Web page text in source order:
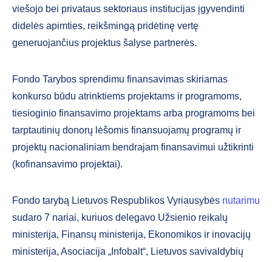
viešojo bei privataus sektoriaus institucijas įgyvendinti
didelės apimties, reikšmingą pridėtinę vertę
generuojančius projektus šalyse partnerės.
Fondo Tarybos sprendimu finansavimas skiriamas
konkurso būdu atrinktiems projektams ir programoms,
tiesioginio finansavimo projektams arba programoms bei
tarptautinių donorų lėšomis finansuojamų programų ir
projektų nacionaliniam bendrajam finansavimui užtikrinti
(kofinansavimo projektai).
Fondo tarybą Lietuvos Respublikos Vyriausybės nutarimu
sudaro 7 nariai, kuriuos delegavo Užsienio reikalų
ministerija, Finansų ministerija, Ekonomikos ir inovacijų
ministerija, Asociacija „Infobalt“, Lietuvos savivaldybių